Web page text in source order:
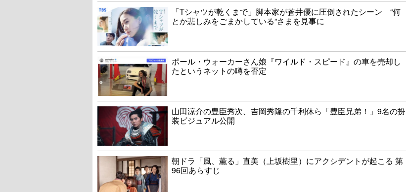
「Tシャツが乾くまで」脚本家が蒼井優に圧倒されたシーン “何
とか悲しみをごまかしている”さまを見事に
ポール・ウォーカーさん娘『ワイルド・スピード』の車を売却し
たというネットの噂を否定
山田涼介の豊臣秀次、吉岡秀隆の千利休ら「豊臣兄弟！」9名の扮
装ビジュアル公開
朝ドラ「風、薫る」直美（上坂樹里）にアクシデントが起こる 第
96回あらすじ